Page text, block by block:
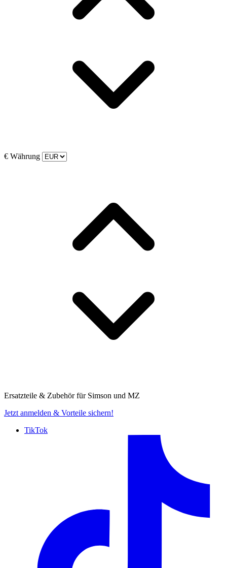
€ Währung
Ersatzteile & Zubehör für Simson und MZ
Jetzt anmelden & Vorteile sichern!
TikTok